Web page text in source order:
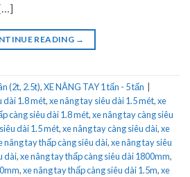
READING →
(2t, 2.5t),XE NÂNG TAY 1 tấn - 5 tấn
dài 1.8 mét,xe nâng tay siêu dài 1.5 mét,xe
càng siêu dài 1.8 mét,xe nâng tay càng siêu
dài 1.5 mét,xe nâng tay càng siêu dài,xe
nâng tay thấp càng siêu dài,xe nâng tay siêu
dài,xe nâng tay thấp càng siêu dài 1800mm,
,xe nâng tay thấp càng siêu dài 1.5m,xe